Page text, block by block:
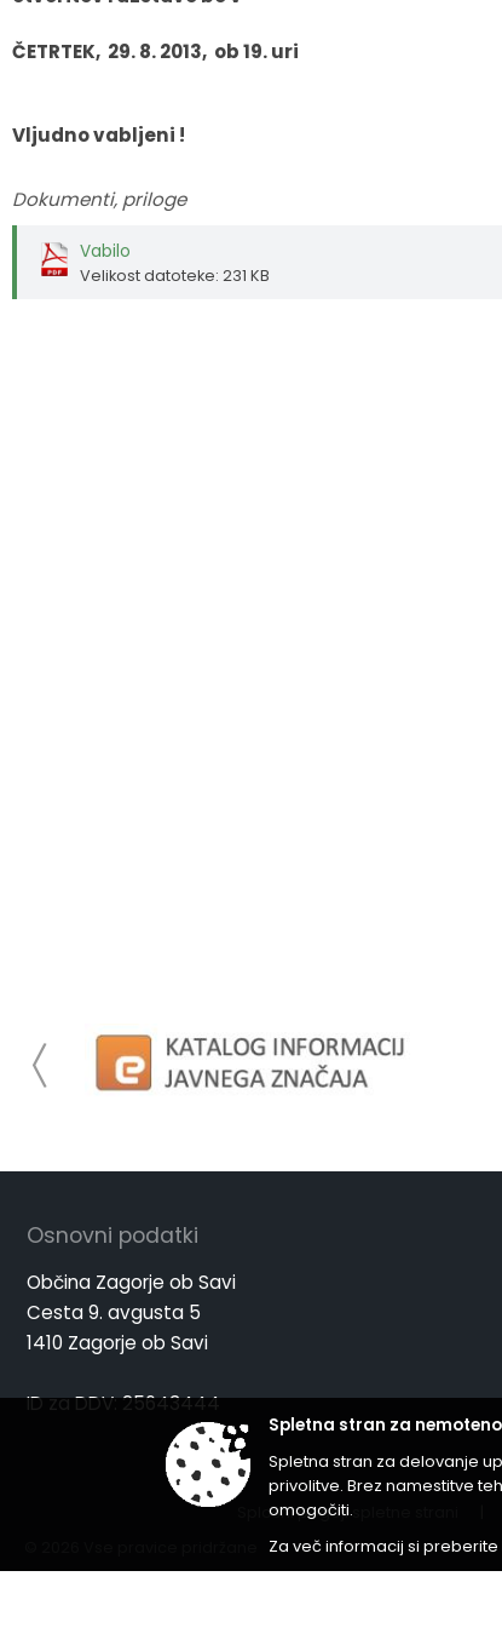
ČETRTEK, 29. 8. 2013, ob 19. uri
Vljudno vabljeni !
Dokumenti, priloge
Vabilo
Velikost datoteke: 231 KB
Osnovni podatki
Občina Zagorje ob Savi
Cesta 9. avgusta 5
1410 Zagorje ob Savi
ID za DDV: 25643444
Splošni pogoji spletne strani
Spletna stran za
Spletna stran za delovanje
privolitve. Brez namestitve
omogočiti.
Za več informacij si preberite
Okoljski podatki
Lokalne volitve
Strateški dokumenti